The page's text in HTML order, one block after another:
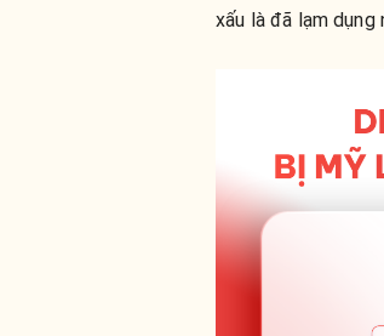
xấu là đã lạm dụng